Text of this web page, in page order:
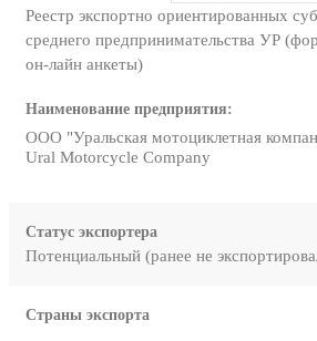
Реестр экспортно ориентированных
среднего предпринимательства УР
он-лайн анкеты)
Наименование предприятия:
ООО "Уральская мотоциклетная
Ural Motorcycle Company
Статус экспортера
Потенциальный (ранее не
Страны экспорта